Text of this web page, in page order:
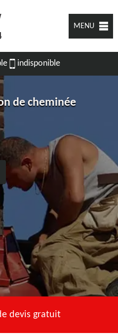
MENU
indisponible
de cheminée
devis gratuit